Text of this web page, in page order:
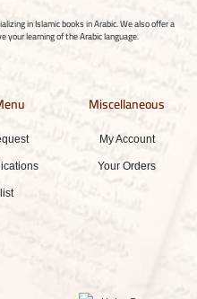
in Islamic books in Arabic. We also offer a
your learning of the Arabic language.
Miscellaneous
My Account
Your Orders